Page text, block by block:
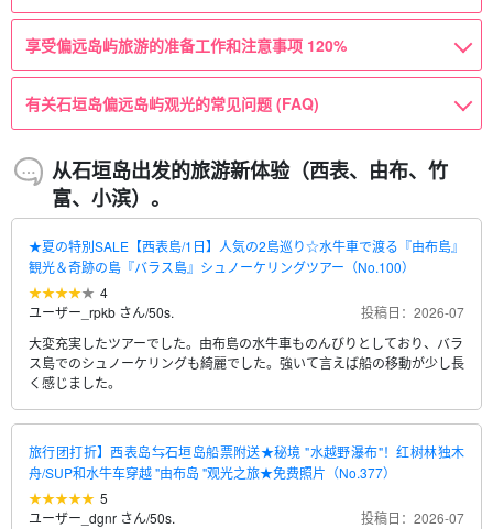
享受偏远岛屿旅游的准备工作和注意事项 120%
有关石垣岛偏远岛屿观光的常见问题 (FAQ)
从石垣岛出发的旅游新体验（西表、由布、竹
富、小滨）。
★夏の特別SALE【西表島/1日】人気の2島巡り☆水牛車で渡る『由布島』
観光＆奇跡の島『バラス島』シュノーケリングツアー（No.100）
4
ユーザー_rpkb さん/50s.
投稿日：2026-07
大変充実したツアーでした。由布島の水牛車ものんびりとしており、バラ
ス島でのシュノーケリングも綺麗でした。強いて言えば船の移動が少し長
く感じました。
旅行团打折】西表岛⇆石垣岛船票附送★秘境 "水越野瀑布"！红树林独木
舟/SUP和水牛车穿越 "由布岛 "观光之旅★免费照片（No.377）
5
ユーザー_dgnr さん/50s.
投稿日：2026-07